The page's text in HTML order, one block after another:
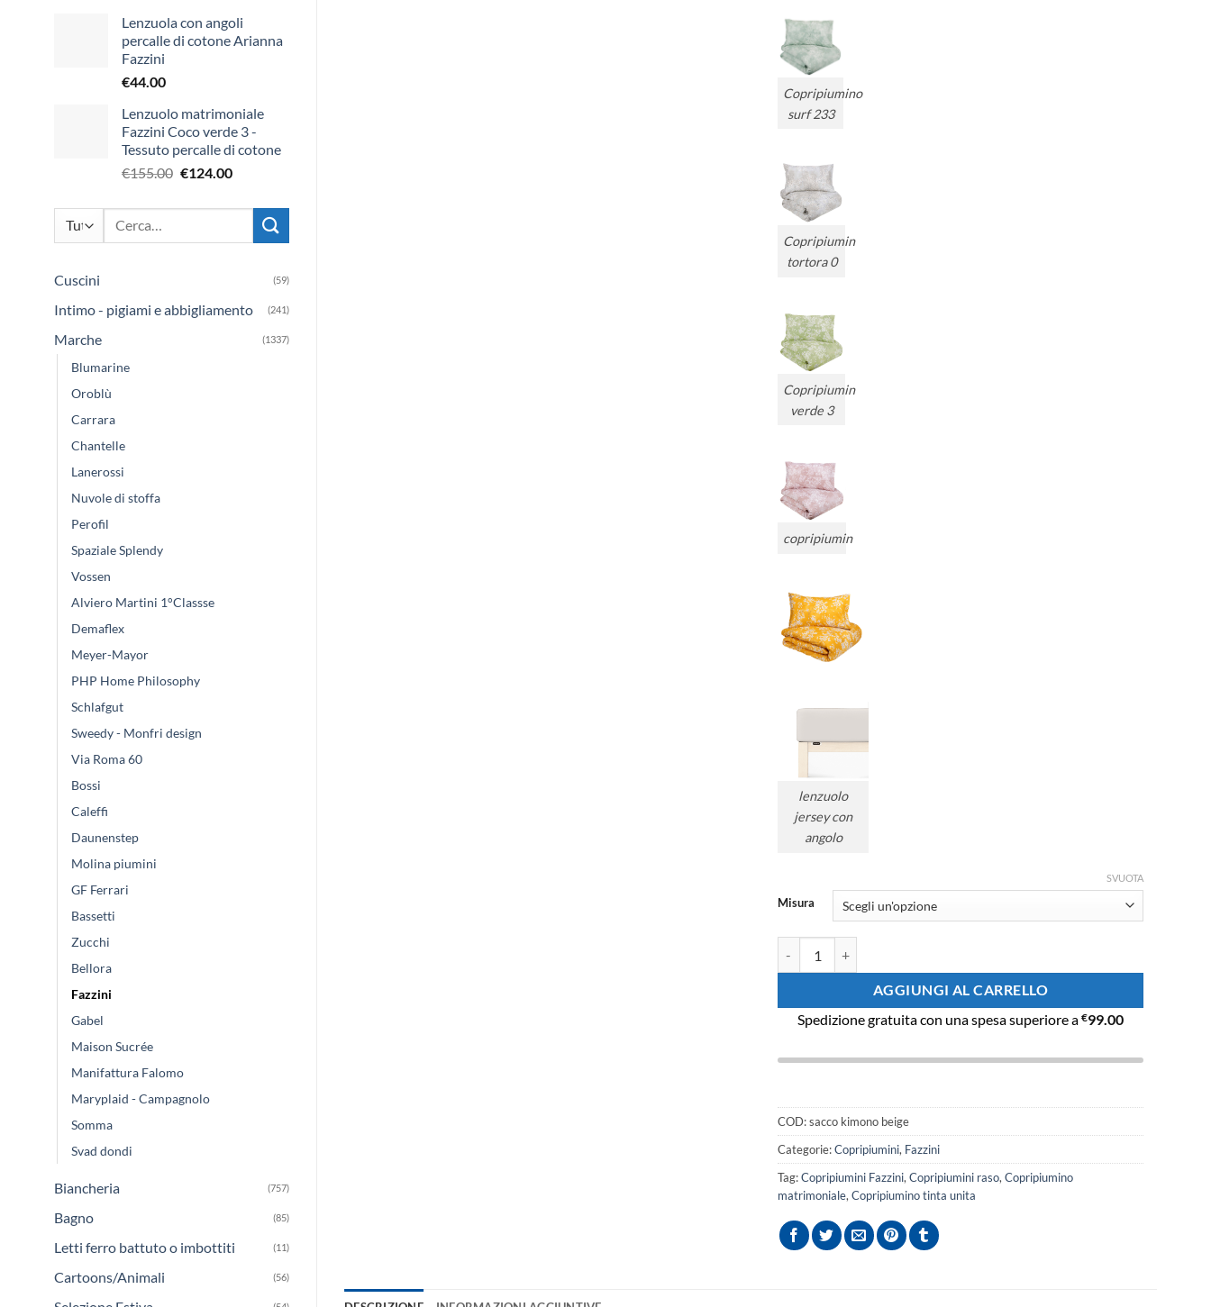
prezzo:
da
Lenzuola con angoli
percalle di cotone Arianna
Fazzini
€44.00
Lenzuolo matrimoniale
Fazzini Coco verde 3 -
Tessuto percalle di cotone
€155.00 Il
originale
€155.00.
€124.00Il
attuale
€124.00.
Cerca:
Cuscini (59)
Intimo - pigiami e abbigliamento (241)
Marche (1337)
Blumarine
Oroblù
Carrara
Chantelle
Lanerossi
Nuvole di stoffa
Perofil
Spaziale Splendy
Vossen
Alviero Martini 1°Classse
Demaflex
Meyer-Mayor
PHP Home Philosophy
Schlafgut
Sweedy - Monfri design
Via Roma 60
Bossi
Caleffi
Daunenstep
Molina piumini
GF Ferrari
Bassetti
Zucchi
Bellora
Fazzini
Gabel
Maison Sucrée
Manifattura Falomo
Maryplaid - Campagnolo
Somma
Svad dondi
Biancheria (757)
Bagno (85)
Letti ferro battuto o imbottiti (11)
Cartoons/Animali (56)
Copripiumino
surf 233
Copripiumin
tortora 0
Copripiumin
verde 3
copripiumin
lenzuolo
jersey con
angolo
Misura
SVUOTA
AGGIUNGI AL CARRELLO
Spedizione gratuita con una spesa superiore a €99.00
COD:sacco kimono beige
Categorie:Copripiumini, Fazzini
Tag:Copripiumini Fazzini, Copripiumini raso, Copripiumino
matrimoniale, Copripiumino tinta unita